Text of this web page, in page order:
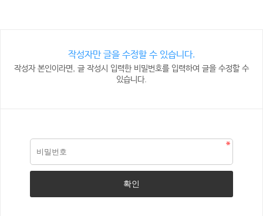
작성자만 글을 수정할 수 있습니다.
작성자 본인이라면, 글 작성시 입력한 비밀번호를 입력하여 글을 수정할 수
있습니다.